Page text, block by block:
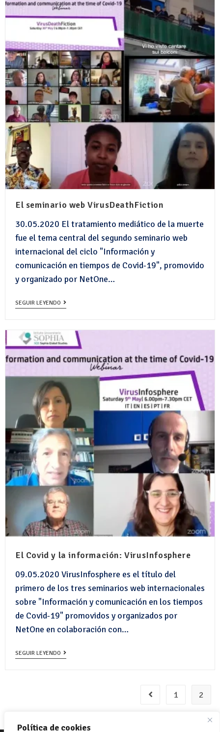
Política de cookies
El seminario web VirusDeathFiction
30.05.2020 El tratamiento mediático de la muerte
fue el tema central del segundo seminario web
internacional del ciclo "Información y
comunicación en tiempos de Covid-19", promovido
y organizado por NetOne…
SEGUIR LEYENDO
El Covid y la información: VirusInfosphere
09.05.2020 VirusInfosphere es el título del
primero de los tres seminarios web internacionales
sobre "Información y comunicación en los tiempos
de Covid-19" promovidos y organizados por
NetOne en colaboración con…
SEGUIR LEYENDO
1 2